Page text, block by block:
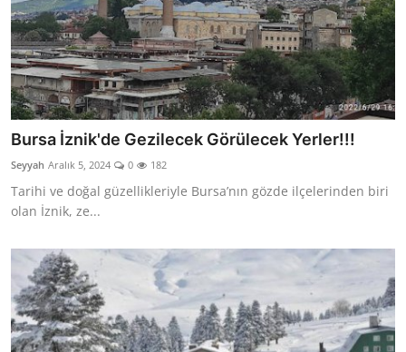
Bursa İznik'de Gezilecek Görülecek Yerler!!!
Seyyah Aralık 5, 2024 0 182
Tarihi ve doğal güzellikleriyle Bursa’nın gözde ilçelerinden biri
olan İznik, ze...